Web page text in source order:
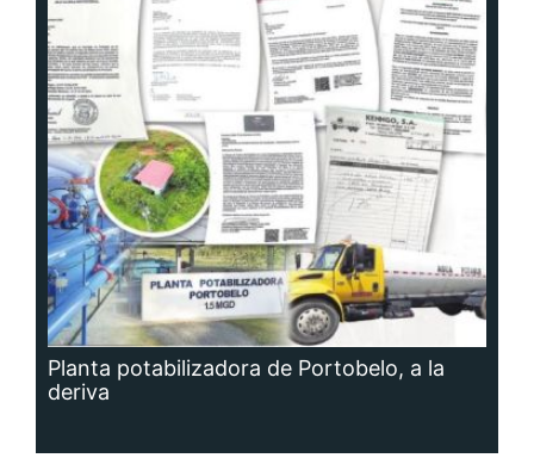
Planta potabilizadora de Portobelo, a la
deriva